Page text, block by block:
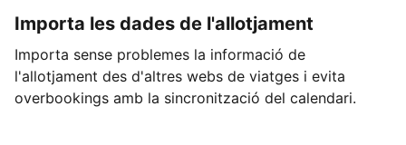
Importa les dades de l'allotjament
Importa sense problemes la informació de
l'allotjament des d'altres webs de viatges i evita
overbookings amb la sincronització del calendari.